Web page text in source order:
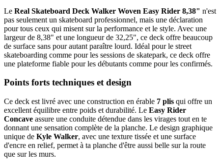
Le Real Skateboard Deck Walker Woven Easy Rider 8,38" n'est
pas seulement un skateboard professionnel, mais une déclaration
pour tous ceux qui misent sur la performance et le style. Avec une
largeur de 8,38" et une longueur de 32,25", ce deck offre beaucoup
de surface sans pour autant paraître lourd. Idéal pour le street
skateboarding comme pour les sessions de skatepark, ce deck offre
une plateforme fiable pour les débutants comme pour les confirmés.
Points forts techniques et design
Ce deck est livré avec une construction en érable 7 plis qui offre un
excellent équilibre entre poids et durabilité. Le Easy Rider
Concave assure une conduite détendue dans les virages tout en te
donnant une sensation complète de la planche. Le design graphique
unique de Kyle Walker, avec une texture tissée et une surface
d'encre en relief, permet à ta planche d'être aussi belle sur la route
que sur les murs.